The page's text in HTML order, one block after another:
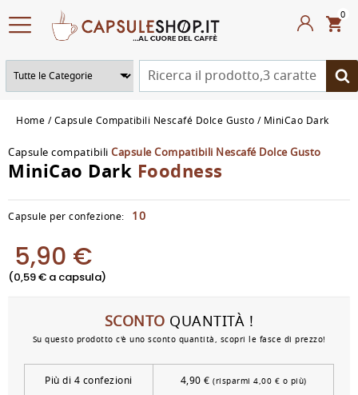
0
Home Capsule Compatibili Nescafé Dolce Gusto MiniCao Dark
Capsule compatibili Capsule Compatibili Nescafé Dolce Gusto
MiniCao Dark Foodness
Capsule per confezione: 10
5,90 €
(0,59 € a capsula)
SCONTO QUANTITÀ !
Su questo prodotto c'è uno sconto quantità, scopri le fasce di prezzo!
Più di 4 confezioni 4,90 € (risparmi 4,00 € o più)